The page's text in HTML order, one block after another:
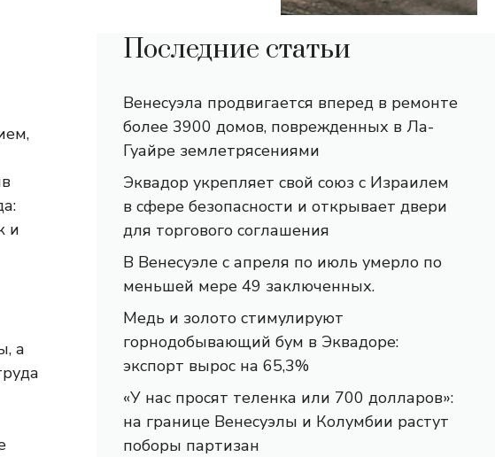
и
а
Последние статьи
Венесуэла продвигается вперед в ремонте
более 3900 домов, поврежденных в Ла-
Гуайре землетрясениями
Эквадор укрепляет свой союз с Израилем
в сфере безопасности и открывает двери
для торгового соглашения
В Венесуэле с апреля по июль умерло по
меньшей мере 49 заключенных.
Медь и золото стимулируют
горнодобывающий бум в Эквадоре:
экспорт вырос на 65,3%
«У нас просят теленка или 700 долларов»:
на границе Венесуэлы и Колумбии растут
поборы партизан